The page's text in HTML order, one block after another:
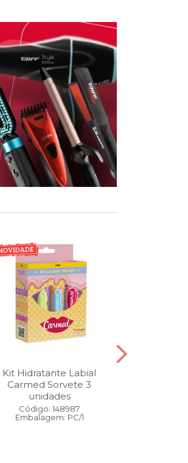
Kit Hidratante Labial
Carmed Sorvete 3
unidades
Código: 148987
Embalagem: PC/1